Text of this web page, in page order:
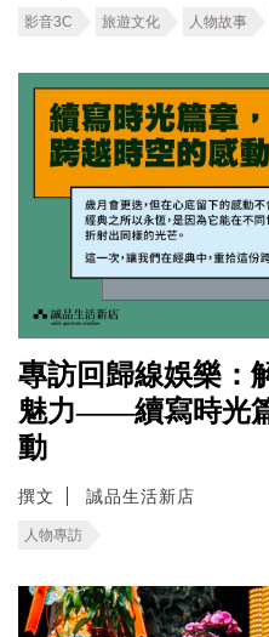
影音3C 旅遊文化 人物故事
專訪回歸線娛樂：
魅力——續寫時光
動
撰文 誠品生活新店
人物專訪